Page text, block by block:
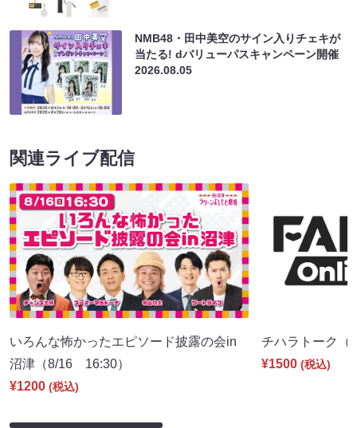
NMB48・田中美空のサイン入りチェキが
当たる! dバリューパスキャンペーン開催
2026.08.05
関連ライブ配信
いろんな怖かったエピソード披露の会in
沼津（8/16 16:30）
¥1200 (税込)
チハラトーク
¥1500 (税込)